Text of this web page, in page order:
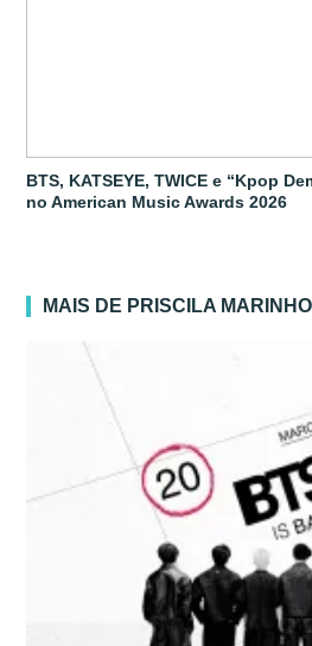
BTS, KATSEYE, TWICE e “Kpop
no American Music Awards 2026
MAIS DE PRISCILA MARINHO